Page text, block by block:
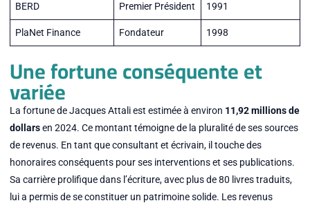
BERD Premier Président 1991
PlaNet Finance Fondateur 1998
Une fortune conséquente et
variée
La fortune de Jacques Attali est estimée à environ 11,92 millions de
dollarsen 2024. Ce montant témoigne de la pluralité de ses sources
de revenus. En tant que consultant et écrivain, il touche des
honoraires conséquents pour ses interventions et ses publications.
Sa carrière prolifique dans l’écriture, avec plus de 80 livres traduits,
lui a permis de se constituer un patrimoine solide. Les revenus